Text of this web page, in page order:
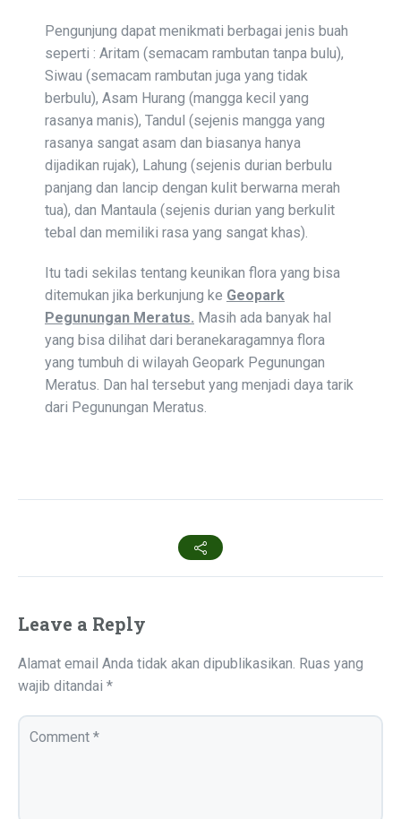
Pengunjung dapat menikmati berbagai jenis buah
seperti : Aritam (semacam rambutan tanpa bulu),
Siwau (semacam rambutan juga yang tidak
berbulu), Asam Hurang (mangga kecil yang
rasanya manis), Tandul (sejenis mangga yang
rasanya sangat asam dan biasanya hanya
dijadikan rujak), Lahung (sejenis durian berbulu
panjang dan lancip dengan kulit berwarna merah
tua), dan Mantaula (sejenis durian yang berkulit
tebal dan memiliki rasa yang sangat khas).
Itu tadi sekilas tentang keunikan flora yang bisa
ditemukan jika berkunjung ke Geopark
Pegunungan Meratus. Masih ada banyak hal
yang bisa dilihat dari beranekaragamnya flora
yang tumbuh di wilayah Geopark Pegunungan
Meratus. Dan hal tersebut yang menjadi daya tarik
dari Pegunungan Meratus.
Leave a Reply
Alamat email Anda tidak akan dipublikasikan. Ruas yang
wajib ditandai *